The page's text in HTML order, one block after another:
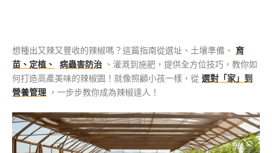
想種出又辣又豐收的辣椒嗎？這篇指南從選址、土壤準備、 育
苗、定植、
病蟲害防治 、灌溉到施肥，提供全方位技巧，教你如
何打造高產美味的辣椒園！就像照顧小孩一樣，從 選對「家」到
營養管理 ，一步步教你成為辣椒達人！